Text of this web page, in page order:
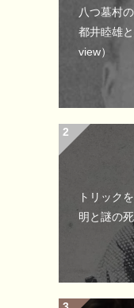
八つ墓村
都井睦雄
view）
トリック
明と謎の